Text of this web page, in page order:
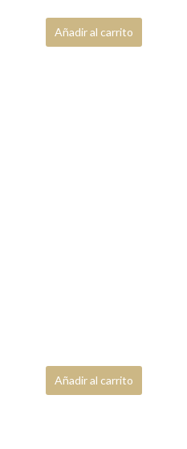
Añadir al carrito
Añadir al carrito